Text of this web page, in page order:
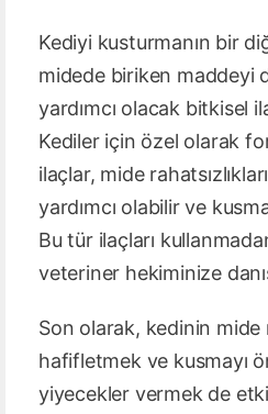
Kediyi kusturmanın bir
midede biriken maddeyi
yardımcı olacak bitkisel
Kediler için özel olarak
ilaçlar, mide
yardımcı olabilir ve
Bu tür ilaçları
veteriner hekiminize
Son olarak, kedinin mide
hafifletmek ve kusmayı
yiyecekler vermek de